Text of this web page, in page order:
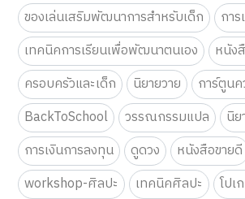
ของเล่นเสริมพัฒนาการสำหรับเด็ก
กา
เทคนิคการเรียนเพื่อพัฒนาตนเอง
หนัง
ครอบครัวและเด็ก
นิยายวาย
การ์ตูน
BackToSchool
วรรณกรรมแปล
นิ
การเงินการลงทุน
ดูดวง
หนังสือขายดี
workshop-ศิลปะ
เทคนิคศิลปะ
โปเ